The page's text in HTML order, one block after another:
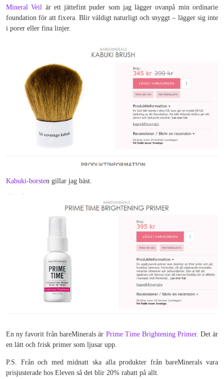
Mineral Veil är ett jättefint puder som jag lägger ovanpå min ordinarie
foundation för att fixera. Blir väldigt naturligt och snyggt – lägger sig inte
i porer eller fina linjer.
Kabuki-borsten gillar jag bäst.
En ny favorit från bareMinerals är Prime Time Brightening Primer. Det är
en lätt och frisk primer som ljusar upp.
P.S. Från och med midnatt ska alla produkter från bareMinerals vara
prisjusterade hos Eleven så det blir 20% rabatt på allt.